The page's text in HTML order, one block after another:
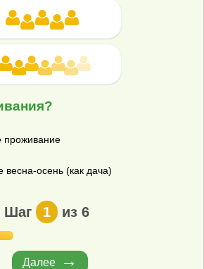
канализации
о нас на Яндекс
Магнум Траст
77 оценок
проживание
весна-осень (как дача)
Шаг 1 из 6
Далее